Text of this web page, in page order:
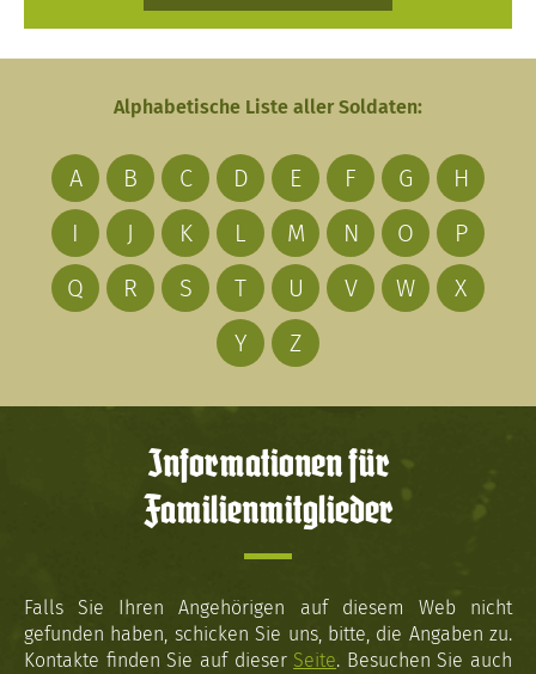
Alphabetische Liste aller Soldaten:
A B C D E F G
H
I
J K L M N O
P
Q
R S T U V W
X
Y
Z
Informationen für
Familienmitglieder
Falls Sie Ihren Angehörigen auf diesem Web nicht
gefunden haben, schicken Sie uns, bitte, die Angaben zu.
Kontakte finden Sie auf dieser Seite. Besuchen Sie auch